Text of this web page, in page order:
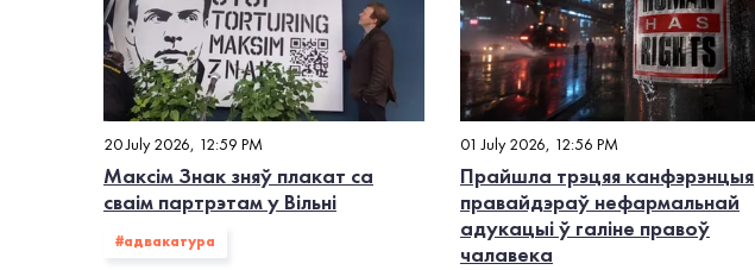
20 July 2026, 12:59 PM
Максім Знак зняў плакат са
сваім партрэтам у Вільні
#адвакатура
01 July 2026, 12:56 PM
Прайшла трэцяя канфэрэнцыя
правайдэраў нефармальнай
адукацыі ў галіне правоў
чалавека